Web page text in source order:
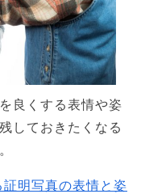
良くする表情や姿
しておきたくなる
証明写真の表情と姿